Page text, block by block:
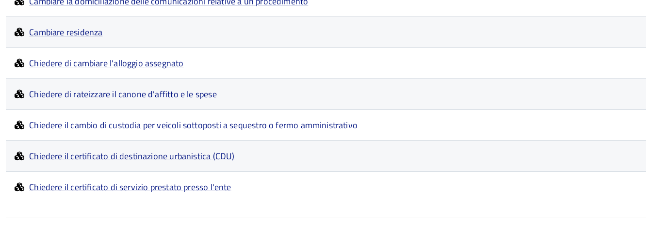
Cambiare residenza
Chiedere di cambiare l'alloggio assegnato
Chiedere di rateizzare il canone d'affitto e le spese
Chiedere il cambio di custodia per veicoli sottoposti a sequestro o fermo amministrativo
Chiedere il certificato di destinazione urbanistica (CDU)
Chiedere il certificato di servizio prestato presso l'ente